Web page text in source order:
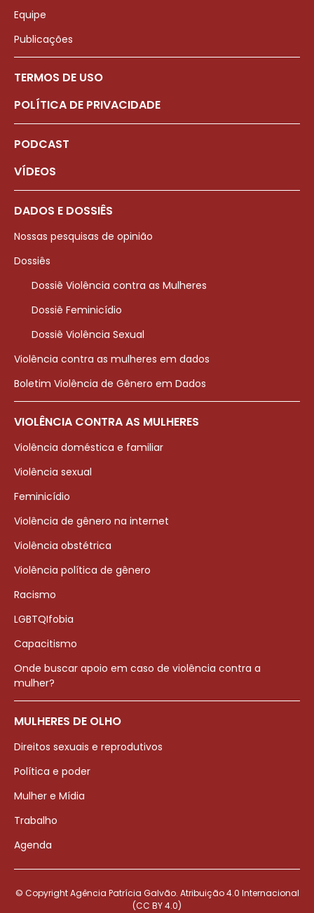
Equipe
Publicações
TERMOS DE USO
POLÍTICA DE PRIVACIDADE
PODCAST
VÍDEOS
DADOS E DOSSIÊS
Nossas pesquisas de opinião
Dossiês
Dossiê Violência contra as Mulheres
Dossiê Feminicídio
Dossiê Violência Sexual
Violência contra as mulheres em dados
Boletim Violência de Gênero em Dados
VIOLÊNCIA CONTRA AS MULHERES
Violência doméstica e familiar
Violência sexual
Feminicídio
Violência de gênero na internet
Violência obstétrica
Violência política de gênero
Racismo
LGBTQIfobia
Capacitismo
Onde buscar apoio em caso de violência contra a
mulher?
MULHERES DE OLHO
Direitos sexuais e reprodutivos
Política e poder
Mulher e Mídia
Trabalho
Agenda
© Copyright Agência Patrícia Galvão. Atribuição 4.0 Internacional
(CC BY 4.0)